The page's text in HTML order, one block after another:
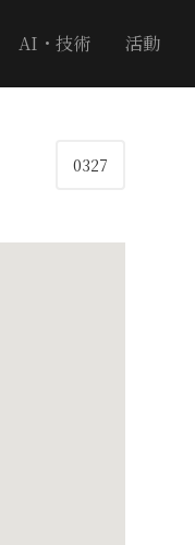
AI・技術 活動
0327